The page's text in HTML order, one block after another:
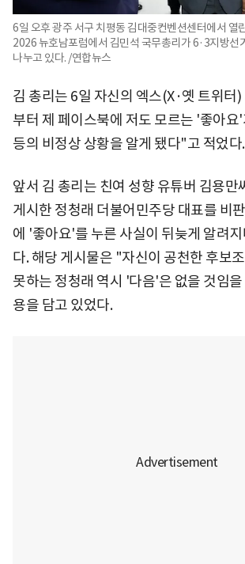
6일 오후 광주 서구 치평동 김대중컨벤션센터에서 열
2026 뉴호남포럼에서 김민석 국무총리가 6·3지방선
나누고 있다. /연합뉴스
김 총리는 6일 자신의 엑스(X·옛 트위터
부터 제 페이스북에 저도 모르는 '좋아요
등의 비정상 상황을 알게 됐다"고 적었다.
앞서 김 총리는 친여 성향 유튜버 김용만
게시한 정청래 더불어민주당 대표를 비
에 '좋아요'를 누른 사실이 뒤늦게 알려
다. 해당 게시물은 "자신이 공천한 후보
못하는 정청래 역시 '다음'은 없을 것임
용을 담고 있었다.